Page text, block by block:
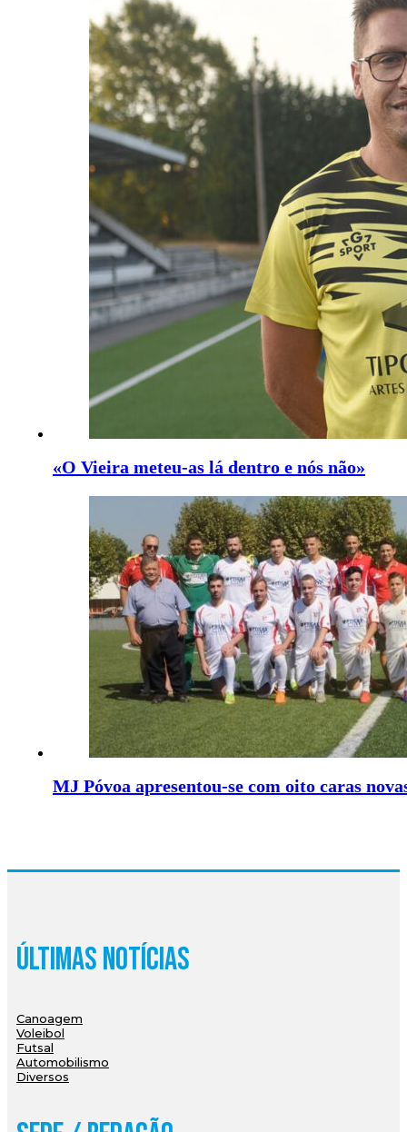
«O Vieira meteu-as lá dentro e nós não»
MJ Póvoa apresentou-se com oito caras
Últimas Notícias
Canoagem
Voleibol
Futsal
Automobilismo
Diversos